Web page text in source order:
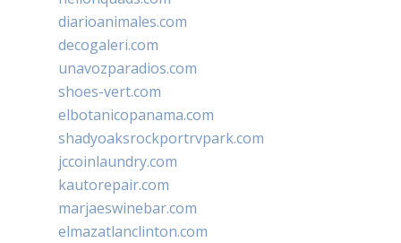
diarioanimales.com
decogaleri.com
unavozparadios.com
shoes-vert.com
elbotanicopanama.com
shadyoaksrockportrvpark.com
jccoinlaundry.com
kautorepair.com
marjaeswinebar.com
elmazatlanclinton.com